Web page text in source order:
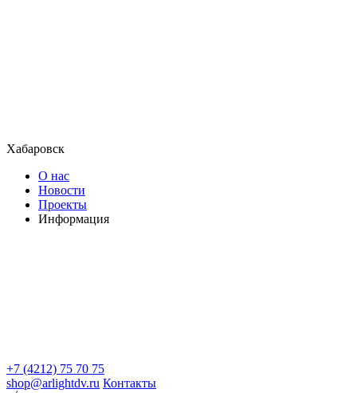
Хабаровск
О нас
Новости
Проекты
Информация
+7 (4212) 75 70 75
shop@arlightdv.ru Контакты